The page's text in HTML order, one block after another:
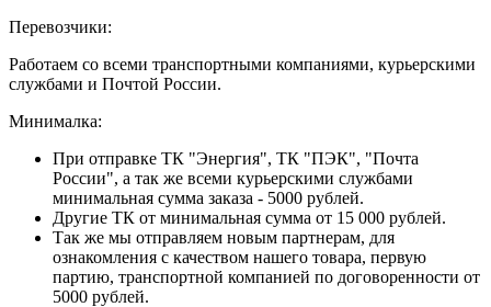
Перевозчики:
Работаем со всеми транспортными компаниями, курьерскими
службами и Почтой России.
Минималка:
При отправке ТК "Энергия", ТК "ПЭК", "Почта
России", а так же всеми курьерскими службами
минимальная сумма заказа - 5000 рублей.
Другие ТК от минимальная сумма от 15 000 рублей.
Так же мы отправляем новым партнерам, для
ознакомления с качеством нашего товара, первую
партию, транспортной компанией по договоренности от
5000 рублей.